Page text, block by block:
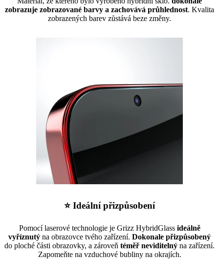
zobrazuje zobrazované barvy a zachovává průhlednost. Kvalita
zobrazených barev zůstává beze změny.
⭐ Ideální přizpůsobení
Pomocí laserové technologie je Grizz HybridGlass ideálně
vyříznutý na obrazovce tvého zařízení. Dokonale přizpůsobený
do ploché části obrazovky, a zároveň téměř neviditelný na zařízení.
Zapomeňte na vzduchové bubliny na okrajích.